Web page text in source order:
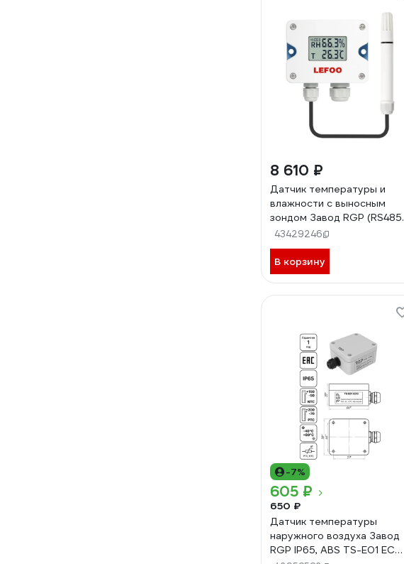
8 610 ₽
Датчик температуры и
влажности с выносным
зондом Завод RGP (RS485,
ModBus) LFH10R3-3RSRS00
43429246
В корзину
-7%
605 ₽
650 ₽
Датчик температуры
наружного воздуха Завод
RGP IP65, ABS TS-E01 ECO